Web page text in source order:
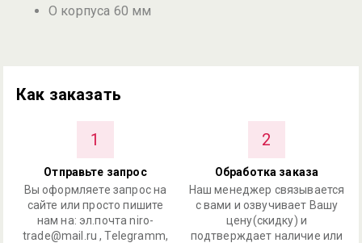
O корпуса 60 мм
Как заказать
1
Отправьте запрос
Вы оформляете запрос на
сайте или просто пишите
нам на: эл.почта niro-
trade@mail.ru , Telegramm,
2
Обработка заказа
Наш менеджер связывается
с вами и озвучивает Вашу
цену(скидку) и
подтверждает наличие или